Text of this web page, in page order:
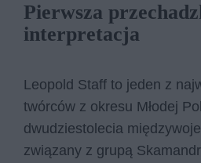
Pierwsza
interpretacja
Leopold Staff to jeden z
twórców z okresu Młodej
dwudziestolecia
związany z grupą